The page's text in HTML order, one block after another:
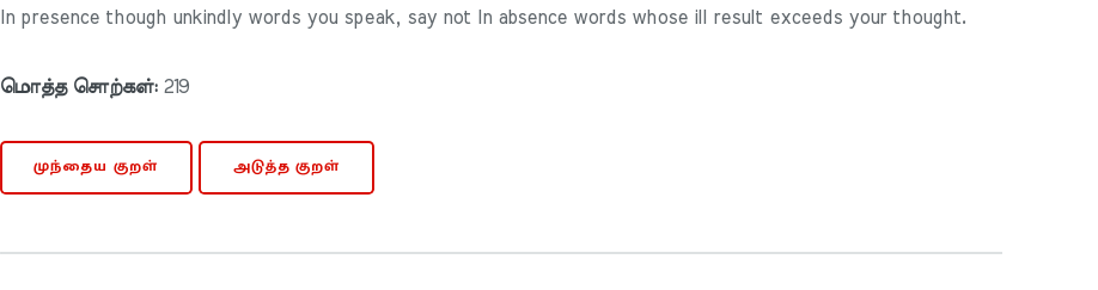
In presence though unkindly words you speak, say not In absence words whose ill result exceeds your thought.
மொத்த சொற்கள்:219
முந்தைய குறள் அடுத்த குறள்